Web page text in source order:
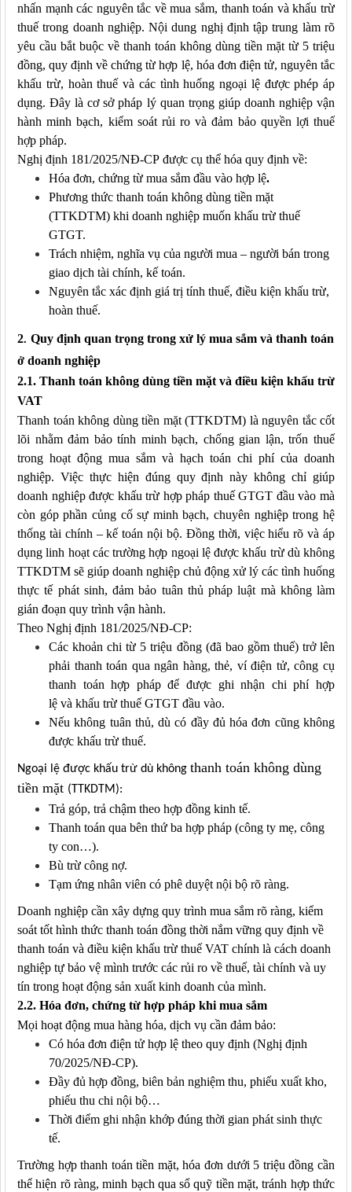
nhấn mạnh các nguyên tắc về mua sắm, thanh toán và khấu trừ
thuế trong doanh nghiệp. Nội dung nghị định tập trung làm rõ
yêu cầu bắt buộc về thanh toán không dùng tiền mặt từ 5 triệu
đồng, quy định về chứng từ hợp lệ, hóa đơn điện tử, nguyên tắc
khấu trừ, hoàn thuế và các tình huống ngoại lệ được phép áp
dụng. Đây là cơ sở pháp lý quan trọng giúp doanh nghiệp vận
hành minh bạch, kiểm soát rủi ro và đảm bảo quyền lợi thuế
hợp pháp.
Nghị định 181/2025/NĐ-CP được cụ thể hóa quy định về:
Hóa đơn, chứng từ mua sắm đầu vào hợp lệ.
Phương thức thanh toán không dùng tiền mặt
(TTKDTM) khi doanh nghiệp muốn khấu trừ thuế
GTGT.
Trách nhiệm, nghĩa vụ của người mua – người bán trong
giao dịch tài chính, kế toán.
Nguyên tắc xác định giá trị tính thuế, điều kiện khấu trừ,
hoàn thuế.
2. Quy định quan trọng trong xử lý mua sắm và thanh toán
ở doanh nghiệp
2.1. Thanh toán không dùng tiền mặt và điều kiện khấu trừ
VAT
Thanh toán không dùng tiền mặt (TTKDTM) là nguyên tắc cốt
lõi nhằm đảm bảo tính minh bạch, chống gian lận, trốn thuế
trong hoạt động mua sắm và hạch toán chi phí của doanh
nghiệp. Việc thực hiện đúng quy định này không chỉ giúp
doanh nghiệp được khấu trừ hợp pháp thuế GTGT đầu vào mà
còn góp phần củng cố sự minh bạch, chuyên nghiệp trong hệ
thống tài chính – kế toán nội bộ. Đồng thời, việc hiểu rõ và áp
dụng linh hoạt các trường hợp ngoại lệ được khấu trừ dù không
TTKDTM sẽ giúp doanh nghiệp chủ động xử lý các tình huống
thực tế phát sinh, đảm bảo tuân thủ pháp luật mà không làm
gián đoạn quy trình vận hành.
Theo Nghị định 181/2025/NĐ-CP:
Các khoản chi từ 5 triệu đồng (đã bao gồm thuế) trở lên
phải thanh toán qua ngân hàng, thẻ, ví điện tử, công cụ
thanh toán hợp phápđể được ghi nhận chi phí hợp
lệ và khấu trừ thuế GTGT đầu vào.
Nếu không tuân thủ, dù có đầy đủ hóa đơn cũng không
được khấu trừ thuế.
Ngoại lệ được khấu trừ dù không thanh toán không dùng
tiền mặt (TTKDTM):
Trả góp, trả chậm theo hợp đồng kinh tế.
Thanh toán qua bên thứ ba hợp pháp (công ty mẹ, công
ty con…).
Bù trừ công nợ.
Tạm ứng nhân viên có phê duyệt nội bộ rõ ràng.
Doanh nghiệp cần xây dựng quy trình mua sắm rõ ràng, kiểm
soát tốt hình thức thanh toán đồng thời nắm vững quy định về
thanh toán và điều kiện khấu trừ thuế VAT chính là cách doanh
nghiệp tự bảo vệ mình trước các rủi ro về thuế, tài chính và uy
tín trong hoạt động sản xuất kinh doanh của mình.
2.2. Hóa đơn, chứng từ hợp pháp khi mua sắm
Mọi hoạt động mua hàng hóa, dịch vụ cần đảm bảo:
Có hóa đơn điện tử hợp lệ theo quy định (Nghị định
70/2025/NĐ-CP).
Đầy đủ hợp đồng, biên bản nghiệm thu, phiếu xuất kho,
phiếu thu chi nội bộ…
Thời điểm ghi nhận khớp đúng thời gian phát sinh thực
tế.
Trường hợp thanh toán tiền mặt, hóa đơn dưới 5 triệu đồng cần
thể hiện rõ ràng, minh bạch qua sổ quỹ tiền mặt, tránh hợp thức